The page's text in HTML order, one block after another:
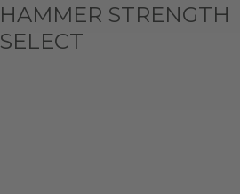
HAMMER STRENGTH
SELECT